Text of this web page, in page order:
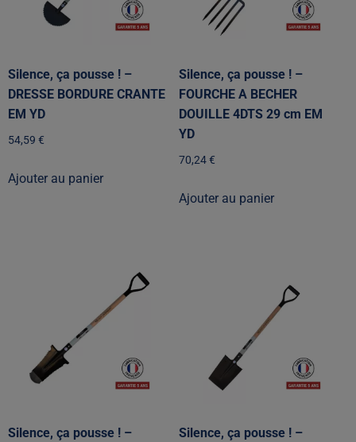
Silence, ça pousse ! –
DRESSE BORDURE CRANTE
EM YD
54,59 €
Ajouter au panier
Silence, ça pousse ! –
FOURCHE A BECHER
DOUILLE 4DTS 29 cm EM
YD
70,24€
Ajouter au panier
Silence, ça pousse ! –
Silence, ça pousse ! –